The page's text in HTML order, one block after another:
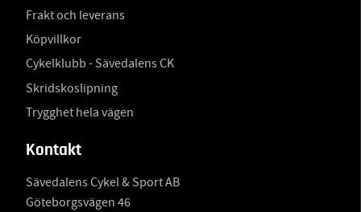
Frakt och leverans
Köpvillkor
Cykelklubb - Sävedalens CK
Skridskoslipning
Trygghet hela vägen
Kontakt
Sävedalens Cykel & Sport AB
Göteborgsvägen 46